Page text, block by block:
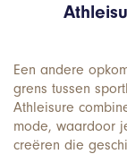
Een andere
grens tussen
Athleisure
mode, waardoor
creëren die